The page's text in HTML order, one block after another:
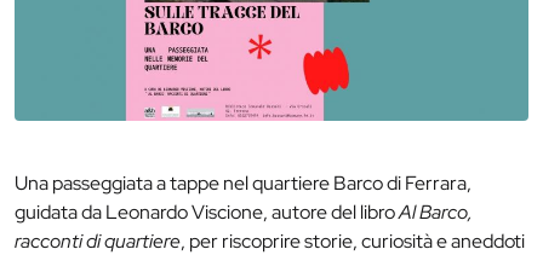
Una passeggiata a tappe nel quartiere Barco di Ferrara,
guidata da Leonardo Viscione, autore del libroAl Barco,
racconti di quartiere, per riscoprire storie, curiosità e aneddoti